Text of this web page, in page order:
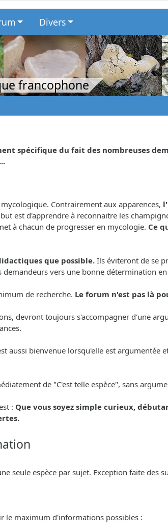
Divers
francophone
spécifique du fait des nombreuses
Contrairement aux apparences,
est d'apprendre à reconnaitre les
à chacun de progresser en mycologie. Ce
que possible. Ils éviteront de se
vers une bonne détermination
de recherche. Le forum n'est pas là
devront toujours s'accompagner d'une
aussi bienvenue lorsqu'elle est
de "C'est telle espèce", sans
: Que vous soyez simple curieux,
espèce par sujet. Exception faite des
le maximum d'informations possibles :